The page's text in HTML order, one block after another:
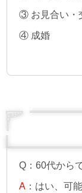
③ お見合い・
④ 成婚
Q：60代から
A ：はい、可